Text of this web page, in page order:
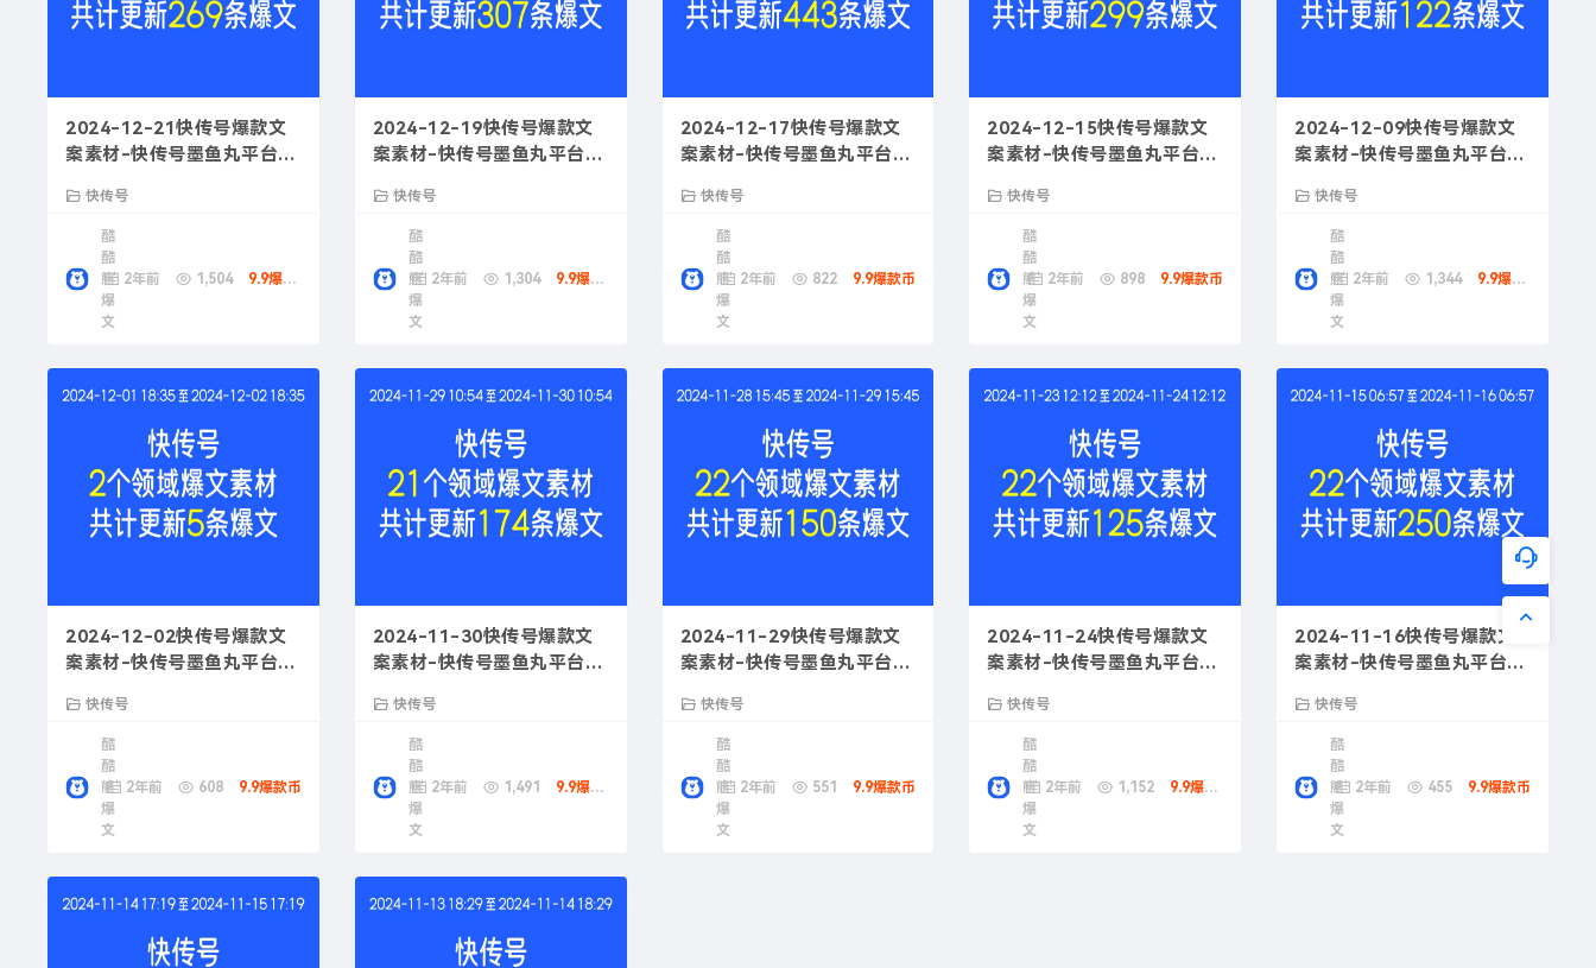
2024-12-21快传号爆款文
案素材-快传号墨鱼丸平台热
快传号
酷
酷
熊
爆
文
2年前 1,504 9.9爆款币
2024-12-19快传号爆款文
案素材-快传号墨鱼丸平台营
快传号
酷
酷
熊
爆
文
2年前 1,304 9.9爆款币
2024-12-17快传号爆款文
案素材-快传号墨鱼丸平台使
快传号
酷
酷
熊
爆
文
2年前 822 9.9爆款币
2024-12-15快传号爆款文
案素材-快传号墨鱼丸平台成
快传号
酷
酷
熊
爆
文
2年前 898 9.9爆款币
2024-12-09快传号爆款文
案素材-快传号墨鱼丸平台成
快传号
酷
酷
熊
爆
文
2年前 1,344 9.9爆款币
2024-12-02快传号爆款文
案素材-快传号墨鱼丸平台使
快传号
酷
酷
熊
爆
文
2年前 608 9.9爆款币
2024-11-30快传号爆款文
案素材-快传号墨鱼丸平台成
快传号
酷
酷
熊
爆
文
2年前 1,491 9.9爆款币
2024-11-29快传号爆款文
案素材-快传号墨鱼丸平台成
快传号
酷
酷
熊
爆
文
2年前 551 9.9爆款币
2024-11-24快传号爆款文
案素材-快传号墨鱼丸平台营
快传号
酷
酷
熊
爆
文
2年前 1,152 9.9爆款币
2024-11-16快传号爆款文
案素材-快传号墨鱼丸平台成
快传号
酷
酷
熊
爆
文
2年前 455 9.9爆款币